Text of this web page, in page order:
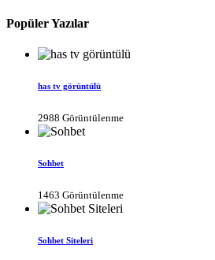
Popüler Yazılar
has tv görüntülü
2988 Görüntülenme
Sohbet
1463 Görüntülenme
Sohbet Siteleri